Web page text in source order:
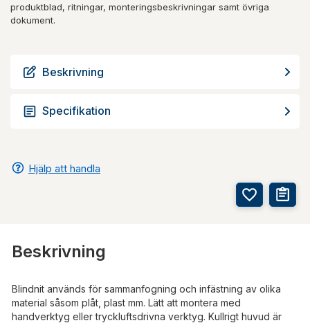
produktblad, ritningar, monteringsbeskrivningar samt övriga
dokument.
Beskrivning
Specifikation
Hjälp att handla
Beskrivning
Blindnit används för sammanfogning och infästning av olika
material såsom plåt, plast mm. Lätt att montera med
handverktyg eller tryckluftsdrivna verktyg. Kullrigt huvud är